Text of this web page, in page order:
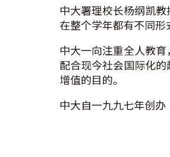
中大署理校长杨纲凯
在整个学年都有不同形
中大一向注重全人教
配合现今社会国际化
增值的目的。
中大自一九九七年创办